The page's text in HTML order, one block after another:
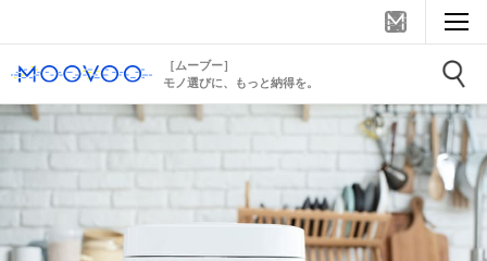
［ムーブー］
モノ選びに、もっと納得を。